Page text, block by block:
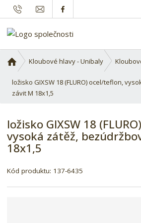
v
o
d
s
t
r
n
Kloubové hlavy - Unibaly
ložisko GIXSW 18 (FLURO) ocel/teflon,
závit M 18x1,5
ložisko GIXSW 18
vysoká zátěž,
18x1,5
Kód produktu: 137-6435